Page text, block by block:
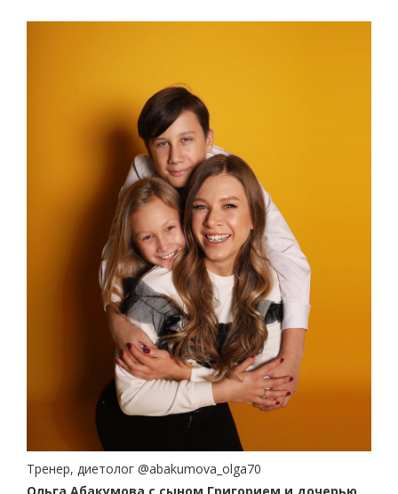
Тренер, диетолог @abakumova_olga70